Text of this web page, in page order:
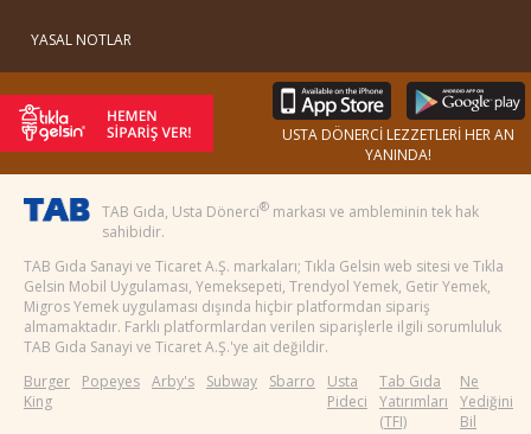
YASAL NOTLAR
USTA DÖNERCİ LEZZETLERİ HER AN
YANINDA!
TAB Gıda, Usta Dönerci® markası ve ambleminin tek hak
sahibidir.
TAB Gıda Sanayi ve Ticaret A.Ş. markaları; Tıkla Gelsin web sitesi ve Tıkla
Gelsin Mobil Uygulaması, Yemeksepeti, Trendyol Yemek, Getir Yemek,
Migros Yemek uygulaması dışında hiçbir platformdan sipariş
almamaktadır. Farklı platformlardan verilen siparişlerle ilgili sorumluluk
TAB Gıda Sanayi ve Ticaret A.Ş.'ye ait değildir.
Burger
King
Popeyes Arby's Subway Sbarro
Usta
Pideci
Tab Gıda
Yatırımları
(TFI)
Ne
Yediğini
Bil